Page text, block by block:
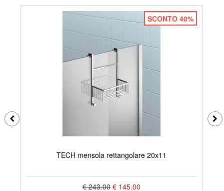
SCONTO 40%
TECH mensola rettangolare 20x11
€ 243.00 € 145.00